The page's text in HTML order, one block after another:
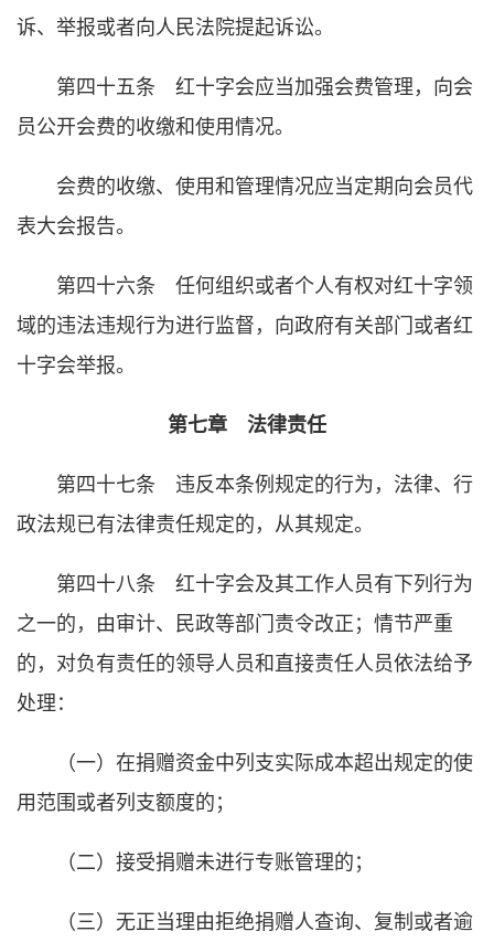
诉、举报或者向人民法院提起诉讼。
第四十五条 红十字会应当加强会费管理，向会
员公开会费的收缴和使用情况。
会费的收缴、使用和管理情况应当定期向会员代
表大会报告。
第四十六条 任何组织或者个人有权对红十字领
域的违法违规行为进行监督，向政府有关部门或者红
十字会举报。
第七章 法律责任
第四十七条 违反本条例规定的行为，法律、行
政法规已有法律责任规定的，从其规定。
第四十八条 红十字会及其工作人员有下列行为
之一的，由审计、民政等部门责令改正；情节严重
的，对负有责任的领导人员和直接责任人员依法给予
处理：
（一）在捐赠资金中列支实际成本超出规定的使
用范围或者列支额度的；
（二）接受捐赠未进行专账管理的；
（三）无正当理由拒绝捐赠人查询、复制或者逾